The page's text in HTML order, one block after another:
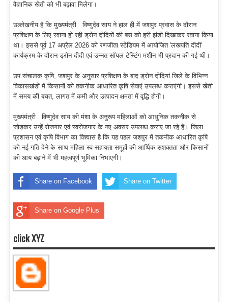
वैज्ञानिक खेती को भी बढ़ावा मिलेगा।
उल्लेखनीय है कि मुख्यमंत्री विष्णुदेव साय ने हाल ही में जशपुर प्रवास के दौरान
प्रशिक्षण के लिए रवाना हो रही ड्रोन दीदियों की बस को हरी झंडी दिखाकर रवाना किया
था। इससे पूर्व 17 अप्रैल 2026 को रणजीता स्टेडियम में आयोजित 'लखपति दीदी'
कार्यक्रम के दौरान ड्रोन दीदी एवं उन्नत सॉयल टेस्टिंग मशीन भी प्रदान की गई थी।
उप संचालक कृषि, जशपुर के अनुसार प्रशिक्षण के बाद ड्रोन दीदियां जिले के विभिन्न
विकासखंडों में किसानों को तकनीक आधारित कृषि सेवाएं उपलब्ध कराएंगी। इससे खेती
में समय की बचत, लागत में कमी और उत्पादन क्षमता में वृद्धि होगी।
मुख्यमंत्री विष्णुदेव साय की मंशा के अनुरूप महिलाओं को आधुनिक तकनीक से
जोड़कर उन्हें रोजगार एवं स्वरोजगार के नए अवसर उपलब्ध कराए जा रहे हैं। जिला
प्रशासन एवं कृषि विभाग का विश्वास है कि यह पहल जशपुर में तकनीक आधारित कृषि
को नई गति देने के साथ महिला स्व-सहायता समूहों की आर्थिक सशक्तता और किसानों
की आय बढ़ाने में भी महत्वपूर्ण भूमिका निभाएगी।
Share on Facebook Share on Twitter
Share on Google Plus
click XYZ